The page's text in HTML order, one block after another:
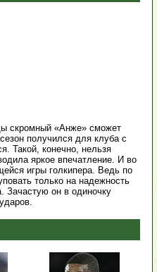
скромный «Анже» сможет
получился для клуба с
Такой, конечно, нельзя
яркое впечатление. И во
игры голкипера. Ведь по
только на надежность
Зачастую он в одиночку